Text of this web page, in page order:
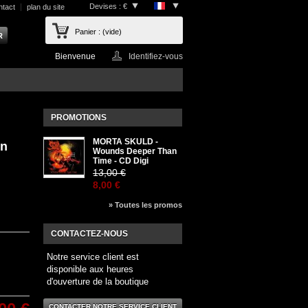
Devises : €
plan du site
Panier : (vide)
Bienvenue Identifiez-vous
PROMOTIONS
MORTA SKULD -
Wounds Deeper Than
Time - CD Digi
13,00 €
8,00 €
» Toutes les promos
CONTACTEZ-NOUS
Notre service client est
disponible aux heures
d'ouverture de la boutique
CONTACTER NOTRE SERVICE CLIENT